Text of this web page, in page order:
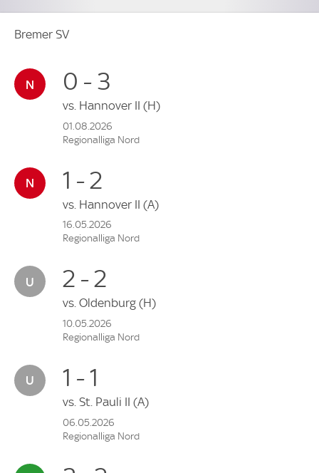
Bremer SV
0 - 3
vs. Hannover II (H)
01.08.2026
Regionalliga Nord
1 - 2
vs. Hannover II (A)
16.05.2026
Regionalliga Nord
2 - 2
vs. Oldenburg (H)
10.05.2026
Regionalliga Nord
1 - 1
vs. St. Pauli II (A)
06.05.2026
Regionalliga Nord